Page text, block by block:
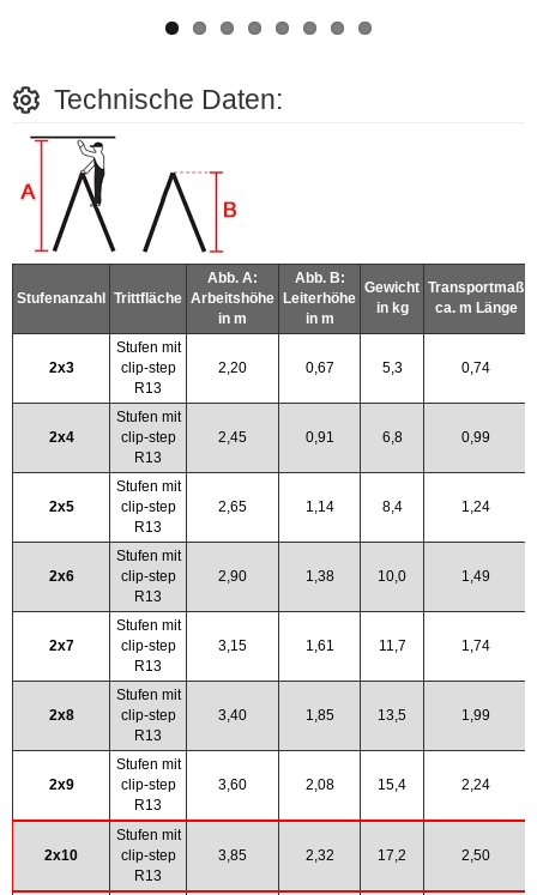
Technische Daten:
Stufenanzahl Trittfläche
Abb. A:
Arbeitshöhe
in m
Abb. B:
Leiterhöhe
in m
Gewicht
in kg
Transportmaß
ca. m Länge
2x3
Stufen mit
clip-step
R13
2,20 0,67 5,3 0,74
2x4
Stufen mit
clip-step
R13
2,45 0,91 6,8 0,99
2x5
Stufen mit
clip-step
R13
2,65 1,14 8,4 1,24
2x6
Stufen mit
clip-step
R13
2,90 1,38 10,0 1,49
2x7
Stufen mit
clip-step
R13
3,15 1,61 11,7 1,74
2x8
Stufen mit
clip-step
R13
3,40 1,85 13,5 1,99
2x9
Stufen mit
clip-step
R13
3,60 2,08 15,4 2,24
2x10
Stufen mit
clip-step
R13
3,85 2,32 17,2 2,50